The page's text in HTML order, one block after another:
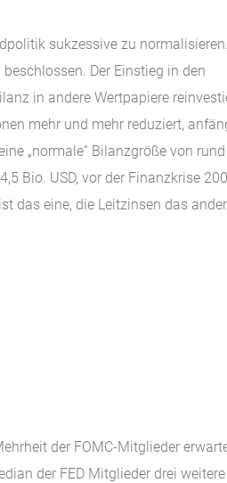
sukzessive zu normalisieren.
Der Einstieg in den
in andere Wertpapiere
mehr und mehr reduziert,
„normale“ Bilanzgröße von rund
Bio. USD, vor der Finanzkrise
das eine, die Leitzinsen das
der FOMC-Mitglieder
der FED Mitglieder drei weitere